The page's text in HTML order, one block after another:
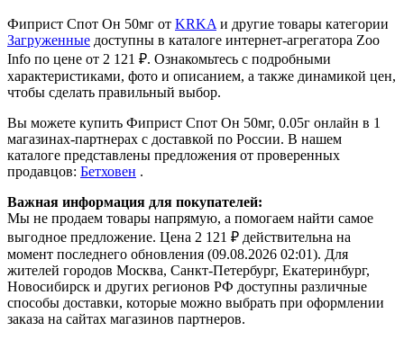
Фиприст Спот Он 50мг от KRKA и другие товары категории
Загруженные доступны в каталоге интернет-агрегатора Zoo
Info по цене от 2 121 ₽. Ознакомьтесь с подробными
характеристиками, фото и описанием, а также динамикой цен,
чтобы сделать правильный выбор.
Вы можете купить Фиприст Спот Он 50мг, 0.05г онлайн в 1
магазинах-партнерах с доставкой по России. В нашем
каталоге представлены предложения от проверенных
продавцов: Бетховен .
Важная информация для покупателей:
Мы не продаем товары напрямую, а помогаем найти самое
выгодное предложение. Цена 2 121 ₽ действительна на
момент последнего обновления (09.08.2026 02:01). Для
жителей городов Москва, Санкт-Петербург, Екатеринбург,
Новосибирск и других регионов РФ доступны различные
способы доставки, которые можно выбрать при оформлении
заказа на сайтах магазинов партнеров.